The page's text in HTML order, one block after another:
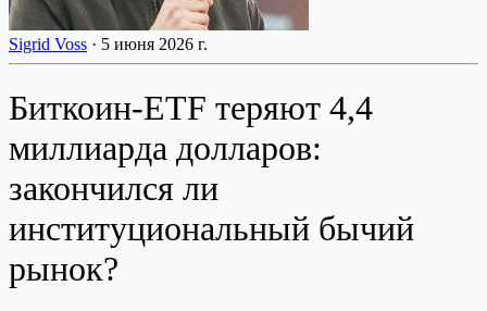
Sigrid Voss · 5 июня 2026 г.
Биткоин-ETF теряют 4,4
миллиарда долларов:
закончился ли
институциональный бычий
рынок?